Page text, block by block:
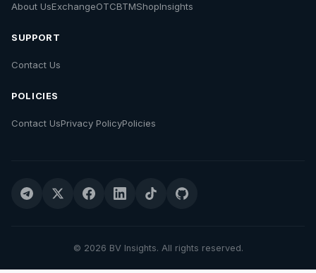
About UsExchangeOTCBTMShopInsights
SUPPORT
Contact Us
POLICIES
Contact UsPrivacy PolicyPolicies
© 2026 BV Insights. All rights reserved.